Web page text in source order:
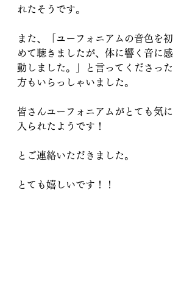
れたそうです。
また、「ユーフォニアムの音色を初
めて聴きましたが、体に響く音に感
動しました。」と言ってくださった
方もいらっしゃいました。
皆さんユーフォニアムがとても気に
入られたようです！
とご連絡いただきました。
とても嬉しいです！！